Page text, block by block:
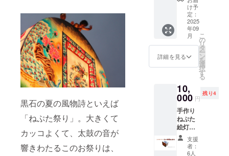
黒石の夏の風物詩といえば
「ねぷた祭り」。大きくて
カッコよくて、太鼓の音が
響きわたるこのお祭りは、
生きる子ど
もたちが、
ねぷたを通
誇りやつな
がり、夢を
育っていく
ために——
今、未来へ
灯をつなぐ
活動を知っ
て欲しい。
た額入
りのね
ぷた絵
です！
絵のサ
イズは
24
cmx27
cm程度
してお
りま
す。 絵
柄は、
一つ一
つ違い
ます！
（※額縁
のデザ
け予
定：
2025
年09
月
詳細を見る
こ
の
リ
タ
ー
ン
を
選
択
す
る
10,
000 円
残り4
手作り
ねぷた
絵灯籠
（10個
限定）
子ども
支援
者：
6人